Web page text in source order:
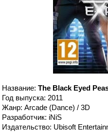
Название: The Black Eyed
Год выпуска: 2011
Жанр: Arcade (Dance) / 3D
Разработчик: iNiS
Издательство: Ubisoft